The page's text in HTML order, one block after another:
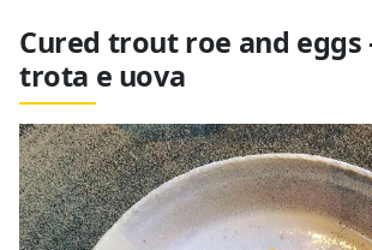
Cured trout roe and eggs
trota e uova